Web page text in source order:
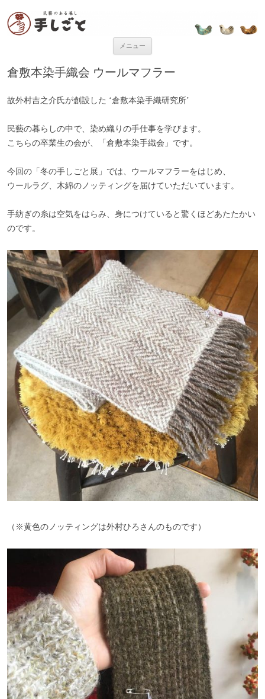
“民芸のある暮し” 手しごと
「手しごと」は陶磁器、木工品、編組品、ガラスなど、日本各地の手仕事
品を取り扱う、”民藝のある暮し”を提案するお店です。
メニュー
倉敷本染手織会 ウールマフラー
故外村吉之介氏が創設した ‘倉敷本染手織研究所’
民藝の暮らしの中で、染め織りの手仕事を学びます。
こちらの卒業生の会が、「倉敷本染手織会」です。
今回の「冬の手しごと展」では、ウールマフラーをはじめ、
ウールラグ、木綿のノッティングを届けていただいています。
手紡ぎの糸は空気をはらみ、身につけていると驚くほどあたたかい
のです。
（※黄色のノッティングは外村ひろさんのものです）